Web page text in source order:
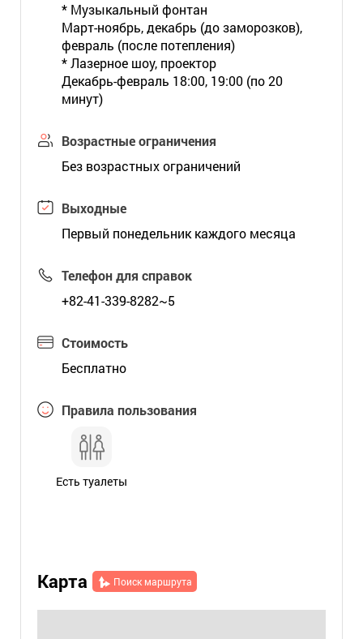
* Музыкальный фонтан
Март-ноябрь, декабрь (до заморозков),
февраль (после потепления)
* Лазерное шоу, проектор
Декабрь-февраль 18:00, 19:00 (по 20
минут)
Возрастные ограничения
Без возрастных ограничений
Выходные
Первый понедельник каждого месяца
Телефон для справок
+82-41-339-8282~5
Стоимость
Бесплатно
Правила пользования
Есть туалеты
Карта Поиск маршрута